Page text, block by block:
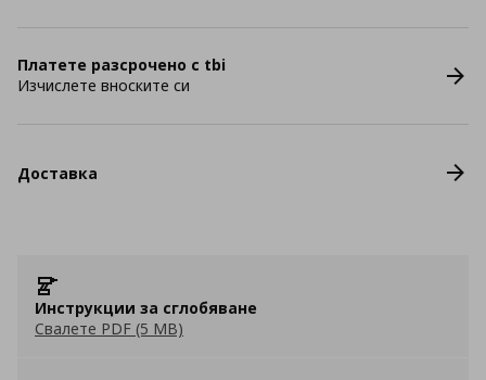
Платете разсрочено с tbi
Изчислете вноските си
Доставка
Инструкции за сглобяване
Свалете PDF (5 MB)